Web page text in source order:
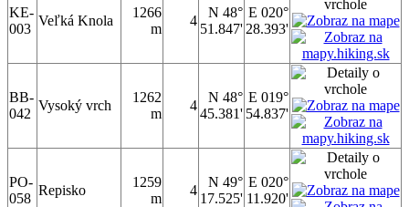
KE-
003
Veľká Knola
1266
m
4
N 48°
51.847'
E 020°
28.393'
BB-
042
Vysoký vrch
1262
m
4
N 48°
45.381'
E 019°
54.837'
PO-
058
Repisko
1259
m
4
N 49°
17.525'
E 020°
11.920'